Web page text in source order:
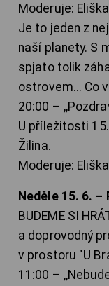
Moderuje:
Je to jeden z
naší planety. S
spjato tolik
ostrovem... Co
20:00 –
U příležitosti
Žilina.
Moderuje:
Neděle 15. 6. –
BUDEME SI
a doprovodný
v prostoru "U
11:00 –